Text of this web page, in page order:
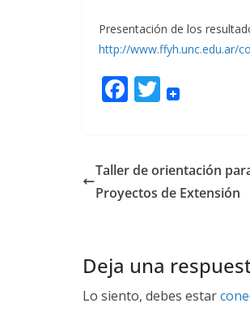
Presentación de los
http://www.ffyh.unc.edu.ar/
F
ac
b
o
T
er
Taller de orientación
Proyectos de Extensión
Deja una
Lo siento, debes estar